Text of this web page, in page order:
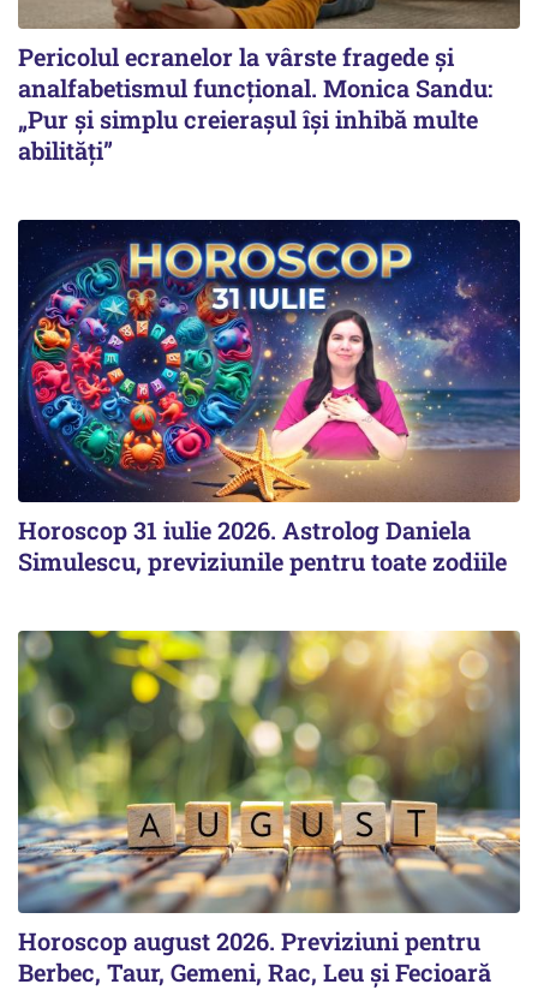
Pericolul ecranelor la vârste fragede și
analfabetismul funcțional. Monica Sandu:
„Pur și simplu creierașul își inhibă multe
abilități”
Horoscop 31 iulie 2026. Astrolog Daniela
Simulescu, previziunile pentru toate zodiile
Horoscop august 2026. Previziuni pentru
Berbec, Taur, Gemeni, Rac, Leu și Fecioară